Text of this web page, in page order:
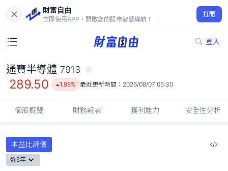
財富自由
立即使用APP，開啟您的股市智慧導航！
打開
登入
289.50
1.88%
通寶半導體 7913
289.50 1.88% 最近更新時間： 2026/08/07 05:30
個股概覽 財務報表 獲利能力 安全性分析
本益比評價
近5年